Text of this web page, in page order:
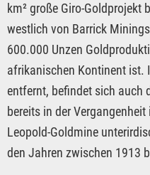
km² große Giro-Goldprojekt
westlich von Barrick
600.000 Unzen
afrikanischen Kontinent ist.
entfernt, befindet sich auch
bereits in der
Leopold-Goldmine
den Jahren zwischen 1913